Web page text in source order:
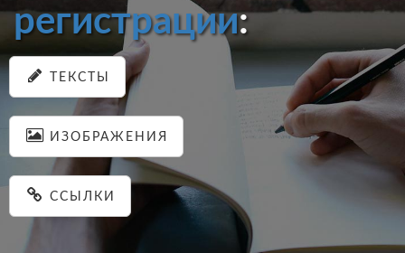
регистрации:
ТЕКСТЫ
ИЗОБРАЖЕНИЯ
ССЫЛКИ